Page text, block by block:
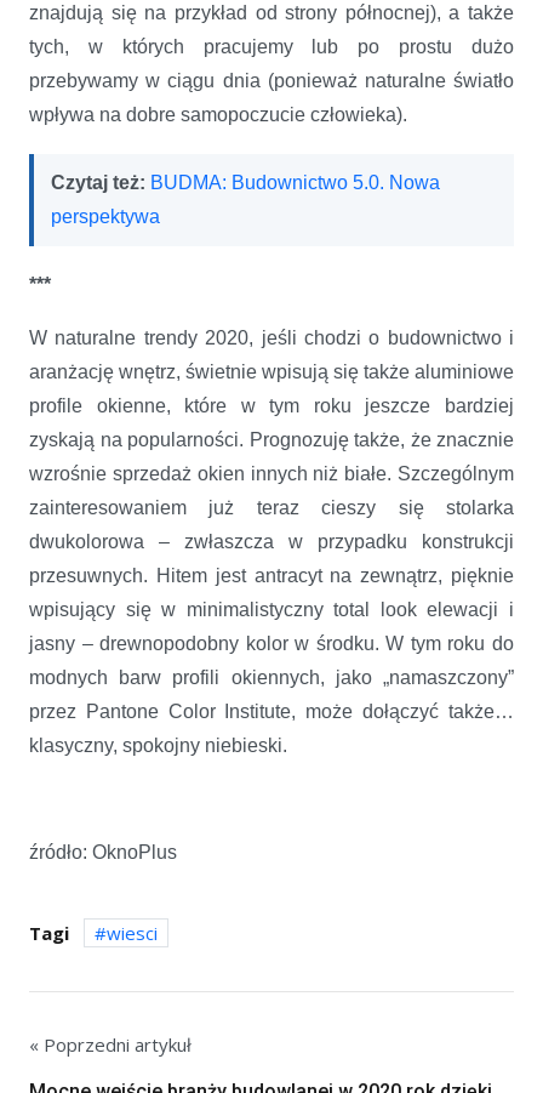
znajdują się na przykład od strony północnej), a także
tych, w których pracujemy lub po prostu dużo
przebywamy w ciągu dnia (ponieważ naturalne światło
wpływa na dobre samopoczucie człowieka).
Czytaj też: BUDMA: Budownictwo 5.0. Nowa
perspektywa
***
W naturalne trendy 2020, jeśli chodzi o budownictwo i
aranżację wnętrz, świetnie wpisują się także aluminiowe
profile okienne, które w tym roku jeszcze bardziej
zyskają na popularności. Prognozuję także, że znacznie
wzrośnie sprzedaż okien innych niż białe. Szczególnym
zainteresowaniem już teraz cieszy się stolarka
dwukolorowa – zwłaszcza w przypadku konstrukcji
przesuwnych. Hitem jest antracyt na zewnątrz, pięknie
wpisujący się w minimalistyczny total look elewacji i
jasny – drewnopodobny kolor w środku. W tym roku do
modnych barw profili okiennych, jako „namaszczony”
przez Pantone Color Institute, może dołączyć także…
klasyczny, spokojny niebieski.
źródło: OknoPlus
Tagi wiesci
« Poprzedni artykuł